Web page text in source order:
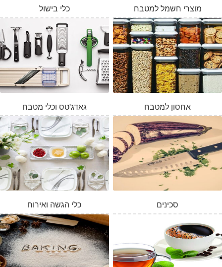
כלי בישול מוצרי חשמל למטבח
גאדג'טס וכלי מטבח אחסון למטבח
כלי הגשה ואירוח סכינים